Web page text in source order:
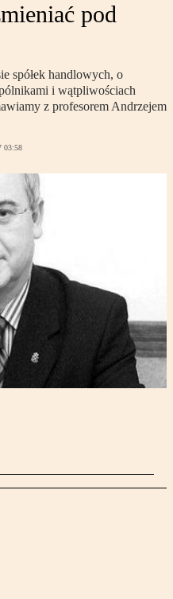
pod
spółek handlowych, o
i wątpliwościach
z profesorem Andrzejem
03:58